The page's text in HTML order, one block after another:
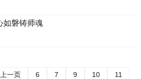
如磐铸师魂
上一页 6 7 9 10
11